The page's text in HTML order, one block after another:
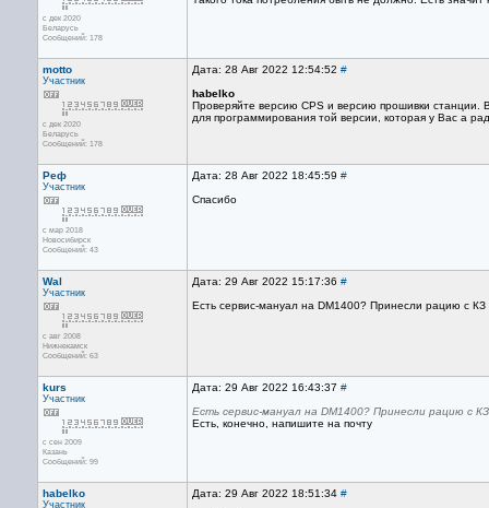
с дек 2020
Беларусь
Сообщений: 178
motto
Участник
с дек 2020
Беларусь
Сообщений: 178
Дата: 28 Авг 2022 12:54:52 #
habelko
Проверяйте версию CPS и версию прошивки
для программирования той версии, которая у Вас а
Реф
Участник
с мар 2018
Новосибирск
Сообщений: 43
Дата: 28 Авг 2022 18:45:59 #
Спасибо
Wal
Участник
с авг 2008
Нижнекамск
Сообщений: 63
Дата: 29 Авг 2022 15:17:36 #
Есть сервис-мануал на DM1400? Принесли рацию с
kurs
Участник
с сен 2009
Казань
Сообщений: 99
Дата: 29 Авг 2022 16:43:37 #
Есть сервис-мануал на DM1400? Принесли рацию с
Есть, конечно, напишите на почту
habelko
Участник
Дата: 29 Авг 2022 18:51:34 #